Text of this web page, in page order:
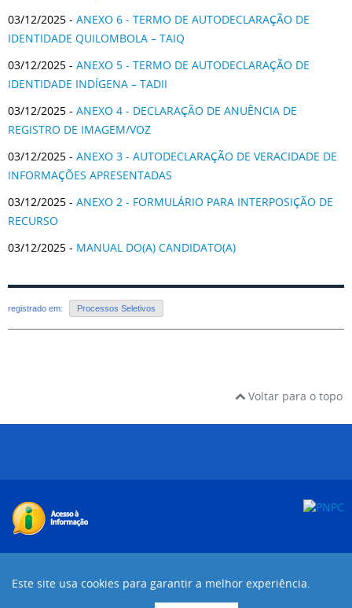
Este site usa cookies para garantir a melhor experiência.
03/12/2025 - ANEXO 6 - TERMO DE AUTODECLARAÇÃO DE
IDENTIDADE QUILOMBOLA – TAIQ
03/12/2025 - ANEXO 5 - TERMO DE AUTODECLARAÇÃO DE
IDENTIDADE INDÍGENA – TADII
03/12/2025 - ANEXO 4 - DECLARAÇÃO DE ANUÊNCIA DE
REGISTRO DE IMAGEM/VOZ
03/12/2025 - ANEXO 3 - AUTODECLARAÇÃO DE VERACIDADE DE
INFORMAÇÕES APRESENTADAS
03/12/2025 - ANEXO 2 - FORMULÁRIO PARA INTERPOSIÇÃO DE
RECURSO
03/12/2025 - MANUAL DO(A) CANDIDATO(A)
registrado em: Processos Seletivos
Voltar para o topo
Desenvolvido com o CMS de código aberto Joomla!